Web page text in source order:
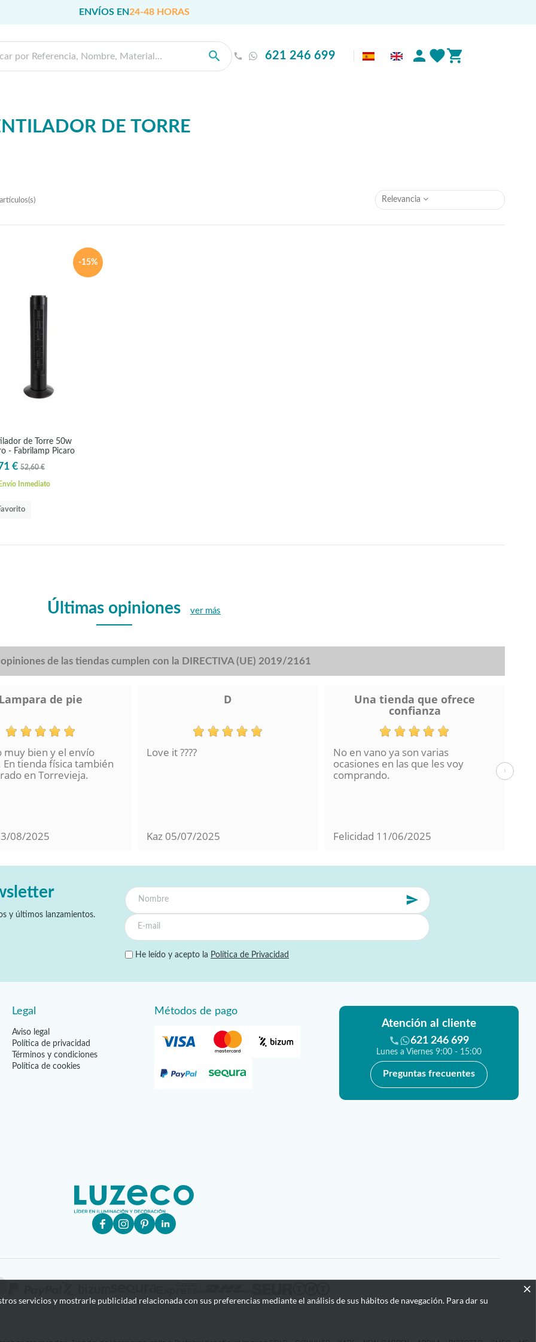
ENVÍOS EN24-48 HORAS
621 246 699
DE TORRE
Relevancia
-15%
de Torre 50w
- Fabrilamp Picaro
€ 52,60 €
Envío Inmediato
Últimas opiniones ver más
opiniones de las tiendas cumplen con la DIRECTIVA (UE) 2019/2161
Lampara de pie
muy bien y el envío
tienda física también
en Torrevieja.
08/2025
D
Love it ????
Kaz 05/07/2025
Una tienda que ofrece
confianza
No en vano ya son varias
ocasiones en las que les voy
comprando.
Felicidad 11/06/2025
›
y últimos lanzamientos.
He leído y acepto la Política de Privacidad
Legal
Aviso legal
Política de privacidad
Términos y condiciones
Política de cookies
Métodos de pago
Atención al cliente
621 246 699
Lunes a Viernes 9:00 - 15:00
Preguntas frecuentes
×
servicios y mostrarle publicidad relacionada con sus preferencias mediante el análisis de sus hábitos de navegación. Para dar su